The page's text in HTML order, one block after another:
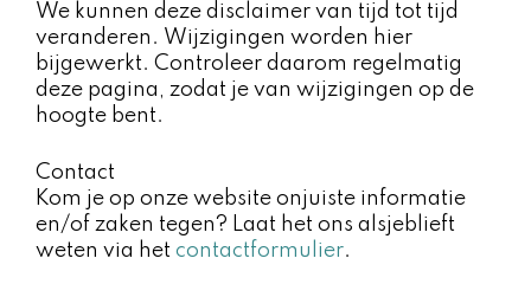
We kunnen deze disclaimer van tijd tot tijd
veranderen. Wijzigingen worden hier
bijgewerkt. Controleer daarom regelmatig
deze pagina, zodat je van wijzigingen op de
hoogte bent.
Contact​
Kom je op onze website onjuiste informatie
en/of zaken tegen? Laat het ons alsjeblieft
weten via het contactformulier.